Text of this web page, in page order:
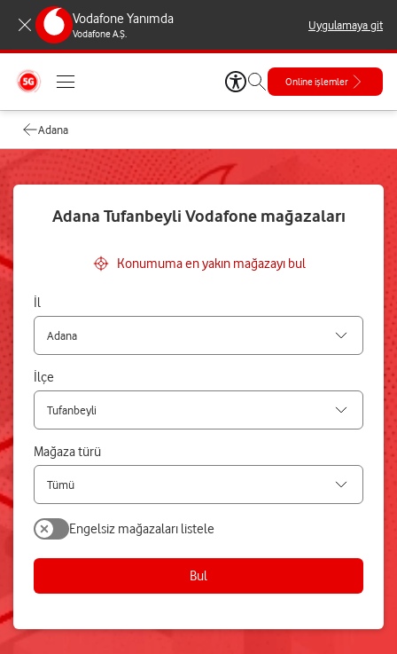
Vodafone Yanımda
Vodafone A.Ş.
Uygulamaya git
Online işlemler
Adana
Adana Tufanbeyli Vodafone mağazaları
Konumuma en yakın mağazayı bul
İl
İlçe
Mağaza türü
Bul
Engelsiz mağazaları listele